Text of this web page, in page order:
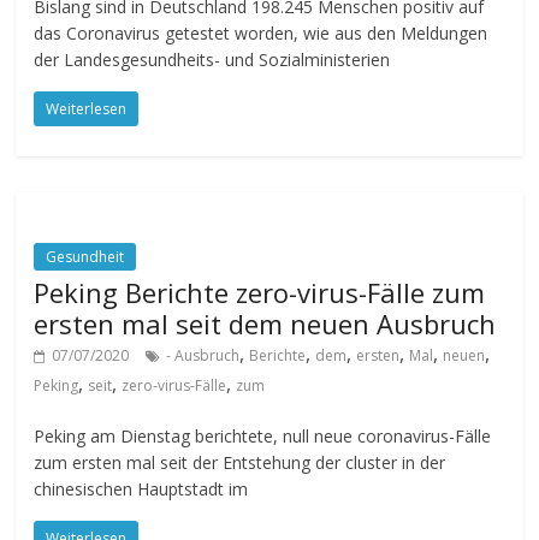
Bislang sind in Deutschland 198.245 Menschen positiv auf
das Coronavirus getestet worden, wie aus den Meldungen
der Landesgesundheits- und Sozialministerien
Weiterlesen
Gesundheit
Peking Berichte zero-virus-Fälle zum
ersten mal seit dem neuen Ausbruch
07/07/2020 - Ausbruch, Berichte, dem, ersten, Mal, neuen,
Peking, seit, zero-virus-Fälle, zum
Peking am Dienstag berichtete, null neue coronavirus-Fälle
zum ersten mal seit der Entstehung der cluster in der
chinesischen Hauptstadt im